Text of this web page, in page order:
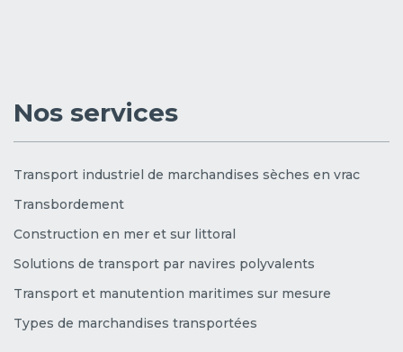
Nos services
Transport industriel de marchandises sèches en vrac
Transbordement
Construction en mer et sur littoral
Solutions de transport par navires polyvalents
Transport et manutention maritimes sur mesure
Types de marchandises transportées